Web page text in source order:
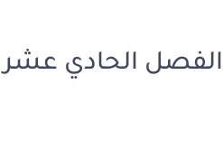
الحادي عشر 11 بقلم اية عيد